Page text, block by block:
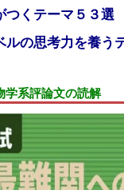
つくテーマ５３選
ルの思考力を養う
学系評論文の読解